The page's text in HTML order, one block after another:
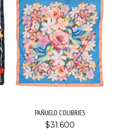
PAÑUELO COLIBRIES
$31.600